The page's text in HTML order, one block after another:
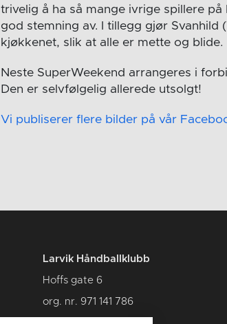
trivelig å ha så mange ivrige spillere
god stemning av. I tillegg gjør Svanhild
kjøkkenet, slik at alle er mette og blide.
Neste SuperWeekend arrangeres i
Den er selvfølgelig allerede utsolgt!
Vi publiserer flere bilder på vår
Larvik Håndballklubb
Hoffs gate 6
org. nr. 971 141 786